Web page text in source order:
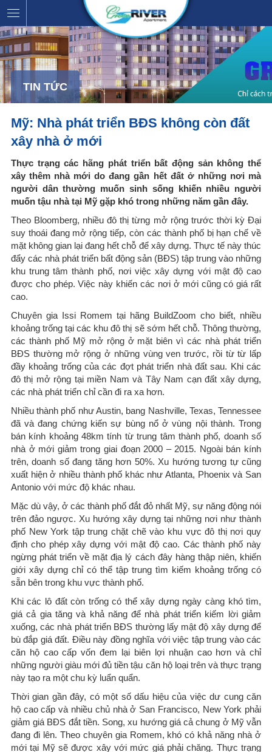
TIN TỨC
Mỹ: Nhà phát triển BĐS không còn đất
xây nhà ở mới
Thực trạng các hãng phát triển bất động sản không thể
xây thêm nhà mới do đang gần hết đất ở những nơi mà
người dân thường muốn sinh sống khiến nhiều người
muốn tậu nhà tại Mỹ gặp khó trong những năm gần đây.
Theo Bloomberg, nhiều đô thị từng mở rộng trước thời kỳ Đại
suy thoái đang mở rộng tiếp, còn các thành phố bị hạn chế về
mặt không gian lại đang hết chỗ để xây dựng. Thực tế này thúc
đẩy các nhà phát triển bất động sản (BĐS) tập trung vào những
khu trung tâm thành phố, nơi việc xây dựng với mật độ cao
được cho phép. Việc này khiến các nơi ở mới cũng có giá rất
cao.
Chuyên gia Issi Romem tại hãng BuildZoom cho biết, nhiều
khoảng trống tại các khu đô thị sẽ sớm hết chỗ. Thông thường,
các thành phố Mỹ mở rộng ở mặt biên vì các nhà phát triển
BĐS thường mở rộng ở những vùng ven trước, rồi từ từ lấp
đầy khoảng trống của các đợt phát triển nhà đất sau. Khi các
đô thị mở rộng tại miền Nam và Tây Nam cạn đất xây dựng,
các nhà phát triển chỉ cần đi ra xa hơn.
Nhiều thành phố như Austin, bang Nashville, Texas, Tennessee
đã và đang chứng kiến sự bùng nổ ở vùng nội thành. Trong
bán kính khoảng 48km tính từ trung tâm thành phố, doanh số
nhà ở mới giảm trong giai đoạn 2000 – 2015. Ngoài bán kính
trên, doanh số đang tăng hơn 50%. Xu hướng tương tự cũng
xuất hiện ở nhiều thành phố khác như Atlanta, Phoenix và San
Antonio với mức độ khác nhau.
Mặc dù vậy, ở các thành phố đắt đỏ nhất Mỹ, sự năng động nói
trên đảo ngược. Xu hướng xây dựng tại những nơi như thành
phố New York tập trung chặt chẽ vào khu vực đô thị nơi quy
định cho phép xây dựng với mật độ cao. Các thành phố này
ngừng phát triển về mặt địa lý cách đây hàng thập niên, khiến
giới xây dựng chỉ có thể tập trung tìm kiếm khoảng trống có
sẵn bên trong khu vực thành phố.
Khi các lô đất còn trống có thể xây dựng ngày càng khó tìm,
giá cả gia tăng và khả năng để nhà phát triển kiếm lời giảm
xuống, các nhà phát triển BĐS thường lấy mật độ xây dựng để
bù đắp giá đất. Điều này đồng nghĩa với việc tập trung vào các
căn hộ cao cấp vốn đem lại biên lợi nhuận cao hơn và chỉ
những người giàu mới đủ tiền tậu căn hộ loại trên và thực trạng
này tạo ra một chu kỳ luẩn quẩn.
Thời gian gần đây, có một số dấu hiệu của việc dư cung căn
hộ cao cấp và nhiều chủ nhà ở San Francisco, New York phải
giảm giá BĐS đắt tiền. Song, xu hướng giá cả chung ở Mỹ vẫn
đang đi lên. Theo chuyên gia Romem, khó có khả năng nhà ở
mới tại Mỹ sẽ được xây với mức giá phải chăng. Thực trạng